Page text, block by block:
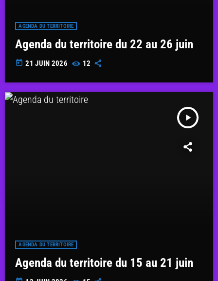
AGENDA DU TERRITOIRE
Agenda du territoire du 22 au 26 juin
today 21 JUIN 2026 12
play_arrow
AGENDA DU TERRITOIRE
Agenda du territoire du 15 au 21 juin